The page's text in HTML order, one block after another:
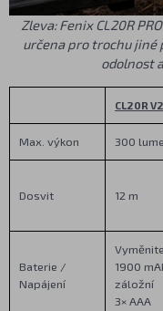
Zleva: Fenix CL20R PRO
určena pro trochu jiné
odolnost
CL20R
Max. výkon 300
Dosvit 12 m
Baterie /
Napájení
1900
záložní
3× AAA